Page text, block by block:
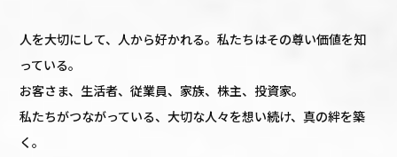
人を大切にして、人から好かれる。私たちはその尊い価値を知
っている。
お客さま、生活者、従業員、家族、株主、投資家。
私たちがつながっている、大切な人々を想い続け、真の絆を築
く。